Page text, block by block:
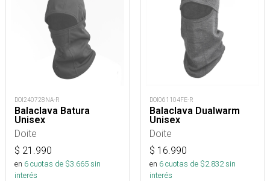
DOI240728NA-R
Balaclava Batura
Unisex
Doite
$ 21.990
en 6cuotas de $3.665sin
interés
DOI061104FE-R
Balaclava Dualwarm
Unisex
Doite
$ 16.990
en 6cuotas de $2.832sin
interés